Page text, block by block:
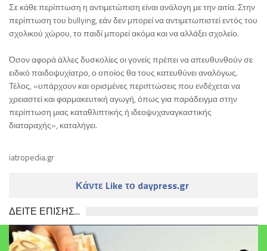
Σε κάθε περίπτωση η αντιμετώπιση είναι ανάλογη με την αιτία. Στην
περίπτωση του bullying, εάν δεν μπορεί να αντιμετωπιστεί εντός του
σχολικού χώρου, το παιδί μπορεί ακόμα και να αλλάξει σχολείο.
Όσον αφορά άλλες δυσκολίες οι γονείς πρέπει να απευθυνθούν σε
ειδικό παιδοψυχίατρο, ο οποίος θα τους κατευθύνει αναλόγως.
Τέλος, «υπάρχουν και ορισμένες περιπτώσεις που ενδέχεται να
χρειαστεί και φαρμακευτική αγωγή, όπως για παράδειγμα στην
περίπτωση μιας καταθλιπτικής ή ιδεοψυχαναγκαστικής
διαταραχής», καταλήγει.
iatropedia.gr
Κάντε Like το daypress.gr
ΔΕΙΤΕ ΕΠΙΣΗΣ...